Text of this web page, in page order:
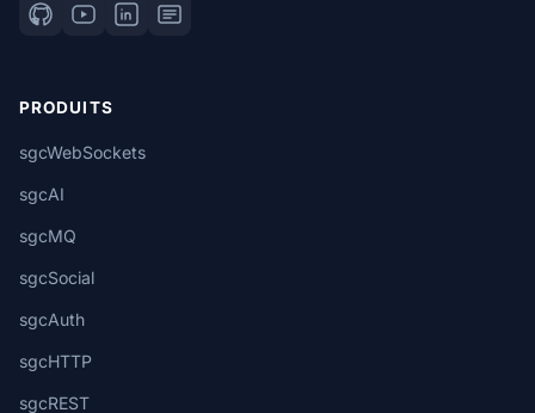
PRODUITS
sgcWebSockets
sgcAI
sgcMQ
sgcSocial
sgcAuth
sgcHTTP
sgcREST